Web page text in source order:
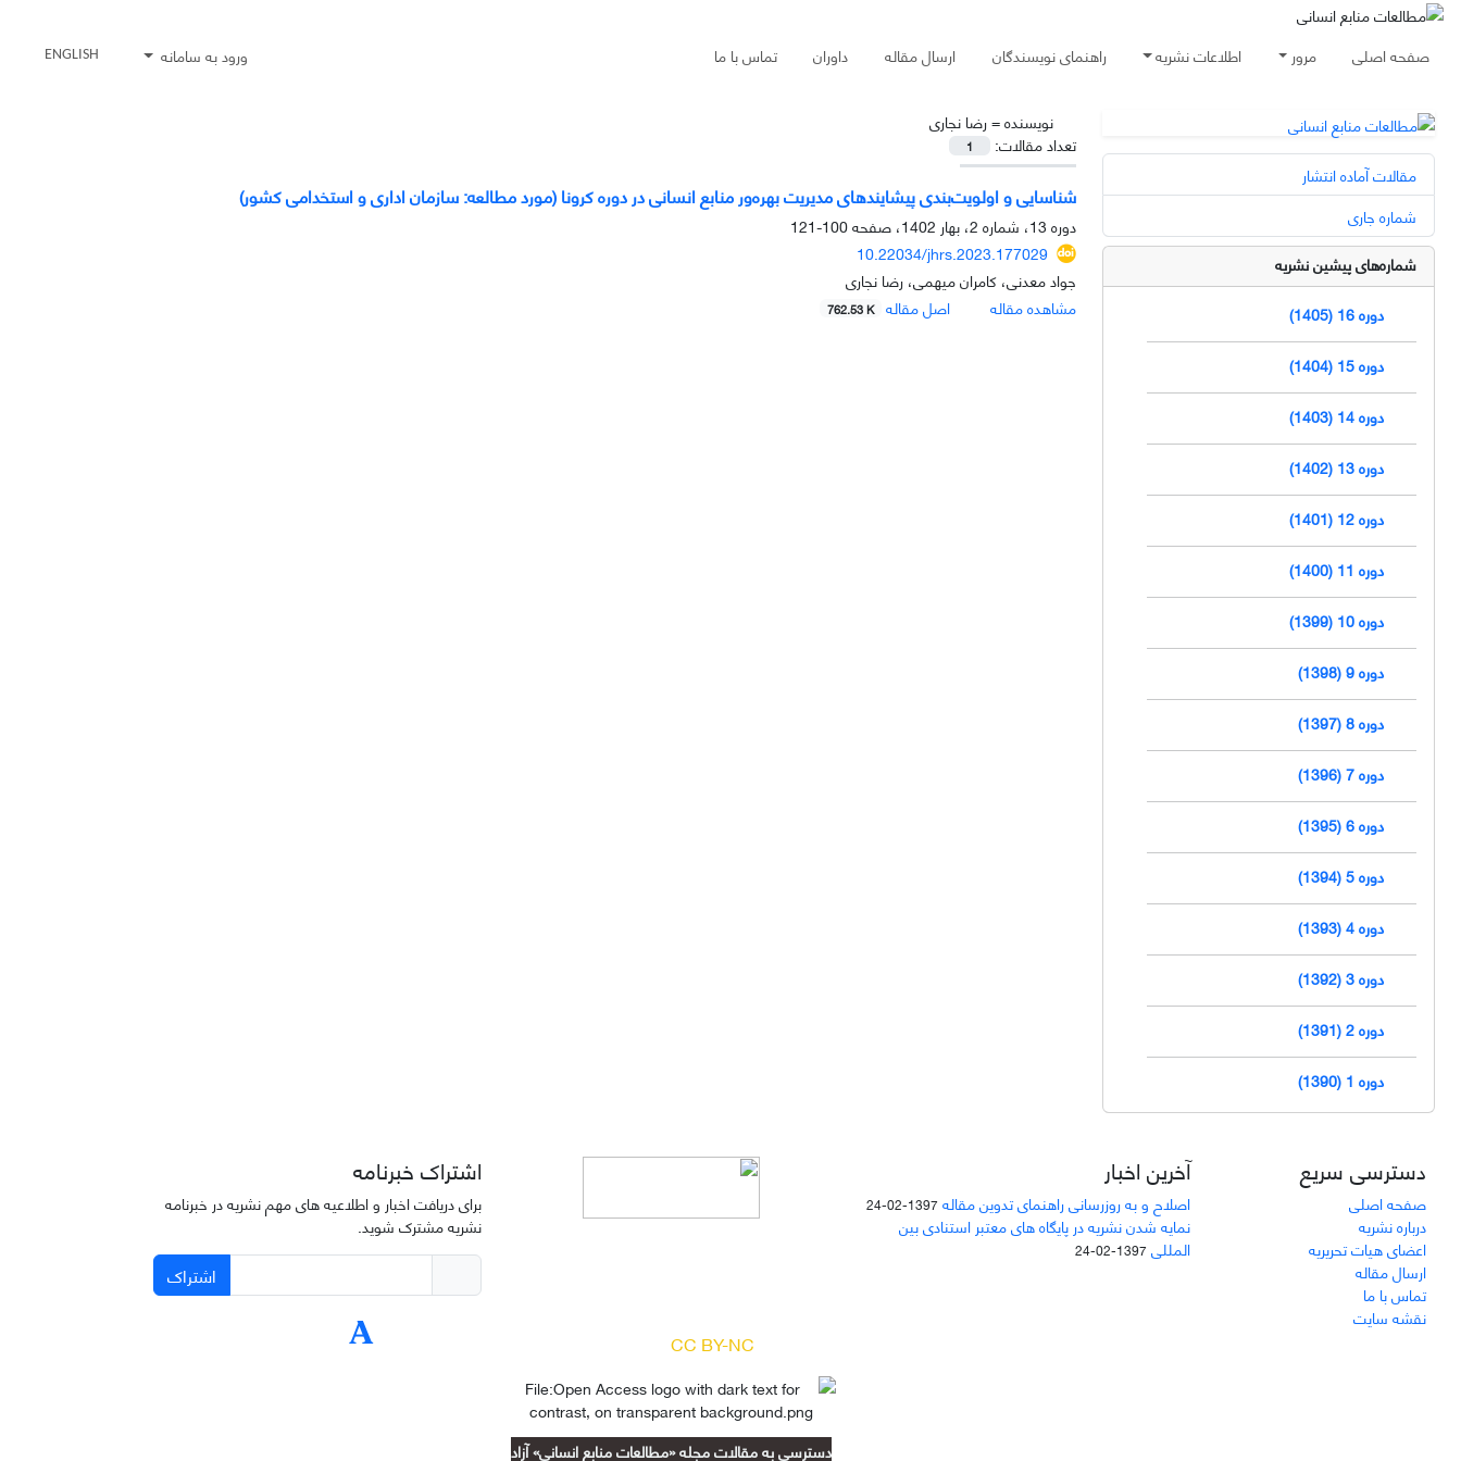
صفحه اصلی مرور اطلاعات نشریه راهنمای نویسندگان ارسال مقاله داوران تماس با ما ورود به سامانه ENGLISH
نویسنده =رضا نجاری
تعداد مقالات:
1
شناسایی و اولویت‌بندی پیشایندهای مدیریت بهره‌ور منابع انسانی در دوره کرونا (مورد مطالعه: سازمان اداری و استخدامی کشور)
دوره 13، شماره 2، بهار 1402، صفحه
100-121
10.22034/jhrs.2023.177029
جواد معدنی، کامران میهمی، رضا نجاری
مشاهده مقاله
اصل مقاله 762.53 K
مقالات آماده انتشار
شماره جاری
شماره‌های پیشین نشریه
دوره 16 (1405)
دوره 15 (1404)
دوره 14 (1403)
دوره 13 (1402)
دوره 12 (1401)
دوره 11 (1400)
دوره 10 (1399)
دوره 9 (1398)
دوره 8 (1397)
دوره 7 (1396)
دوره 6 (1395)
دوره 5 (1394)
دوره 4 (1393)
دوره 3 (1392)
دوره 2 (1391)
دوره 1 (1390)
دسترسی سریع
صفحه اصلی
درباره نشریه
اعضای هیات تحریریه
ارسال مقاله
تماس با ما
نقشه سایت
آخرین اخبار
اصلاح و به روزرسانی راهنمای تدوین مقاله 1397-02-24
نمایه شدن نشریه در پایگاه های معتبر استنادی بین
المللی 1397-02-24
CC BY-NC
دسترسی به مقالات مجله «مطالعات منابع انسانی» آزاد
اشتراک خبرنامه
برای دریافت اخبار و اطلاعیه های مهم نشریه در خبرنامه
نشریه مشترک شوید.
اشتراک